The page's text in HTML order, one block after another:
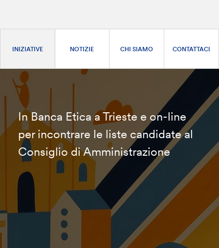
INIZIATIVE NOTIZIE CHI SIAMO CONTATTACI
In Banca Etica a Trieste e on-line
per incontrare le liste candidate al
Consiglio di Amministrazione